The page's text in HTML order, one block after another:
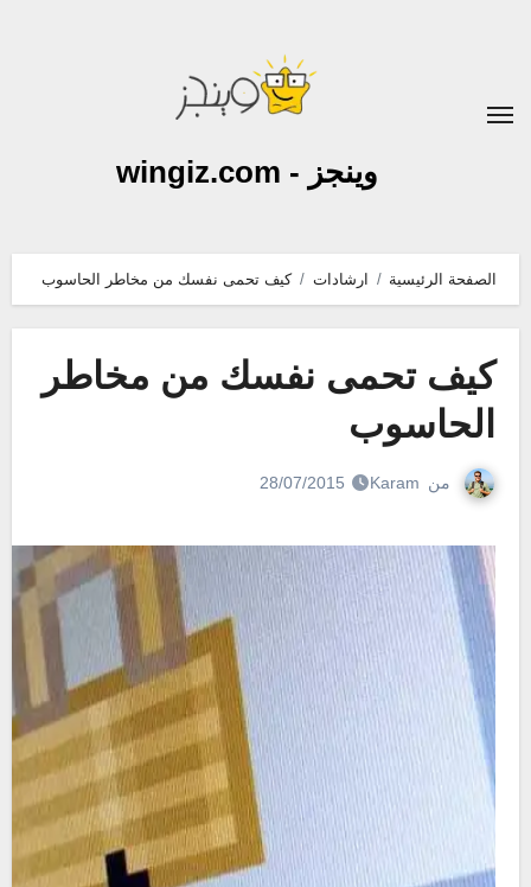
وينجز - wingiz.com
الصفحة الرئيسية ارشادات كيف تحمى نفسك من مخاطر الحاسوب
كيف تحمى نفسك من مخاطر
الحاسوب
من Karam
28/07/2015